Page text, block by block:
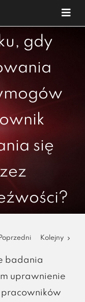
gdy
się
Poprzedni Kolejny
badania
uprawnienie